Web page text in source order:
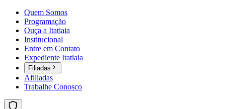
Quem Somos
Programação
Ouça a Itatiaia
Institucional
Entre em Contato
Expediente Itatiaia
Filiadas
Afiliadas
Trabalhe Conosco